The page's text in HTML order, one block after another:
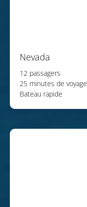
Nevada
12 passagers
25 minutes de voyage
Bateau rapide